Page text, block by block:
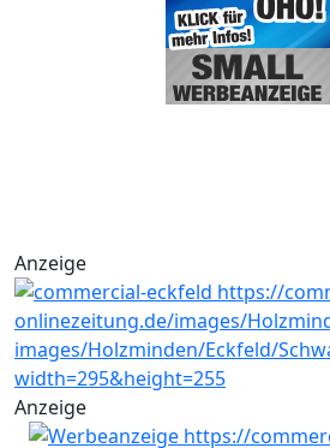
Anzeige
Anzeige